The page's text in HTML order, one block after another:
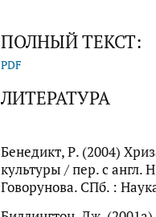
ПОЛНЫЙ ТЕКСТ:
PDF
ЛИТЕРАТУРА
Бенедикт, Р. (2004)
культуры / пер. с англ.
Говорунова. СПб. :